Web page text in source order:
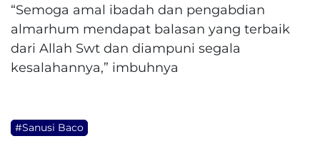
“Semoga amal ibadah dan pengabdian
almarhum mendapat balasan yang terbaik
dari Allah Swt dan diampuni segala
kesalahannya,” imbuhnya
#Sanusi Baco